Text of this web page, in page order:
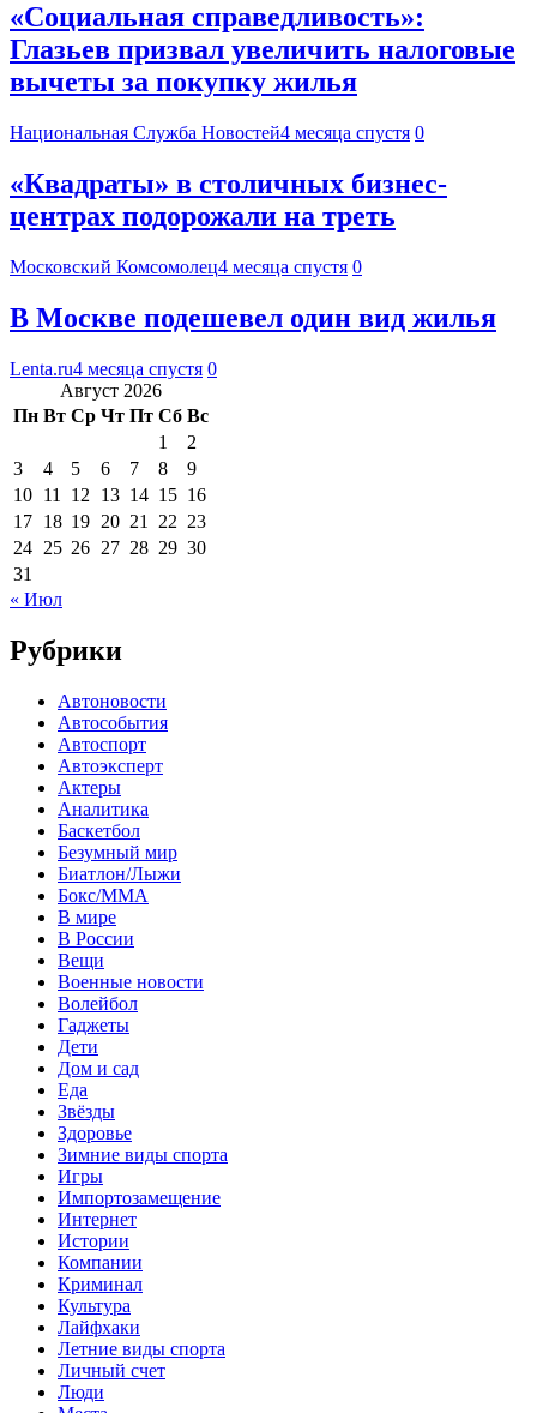
«Социальная справедливость»:
Глазьев призвал увеличить налоговые
вычеты за покупку жилья
Национальная Служба Новостей4 месяца спустя 0
«Квадраты» в столичных бизнес-
центрах подорожали на треть
Московский Комсомолец4 месяца спустя 0
В Москве подешевел один вид жилья
Lenta.ru4 месяца спустя 0
Август 2026
Пн Вт Ср Чт Пт Сб Вс
1
2
3
4 5 6 7 8
9
10 11 12 13 14 15 16
17 18 19 20 21 22 23
24 25 26 27 28 29 30
31
« Июл
Рубрики
Автоновости
Автособытия
Автоспорт
Автоэксперт
Актеры
Аналитика
Баскетбол
Безумный мир
Биатлон/Лыжи
Бокс/MMA
В мире
В России
Вещи
Военные новости
Волейбол
Гаджеты
Дети
Дом и сад
Еда
Звёзды
Здоровье
Зимние виды спорта
Игры
Импортозамещение
Интернет
Истории
Компании
Криминал
Культура
Лайфхаки
Летние виды спорта
Личный счет
Люди